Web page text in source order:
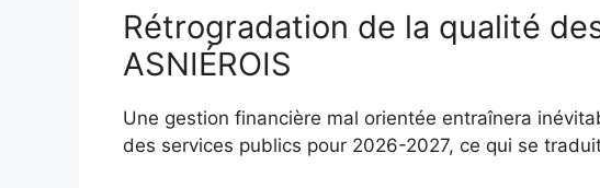
Rétrogradation de la qualité
ASNIÉROIS
Une gestion financière mal orientée entraînera
des services publics pour 2026-2027, ce qui se